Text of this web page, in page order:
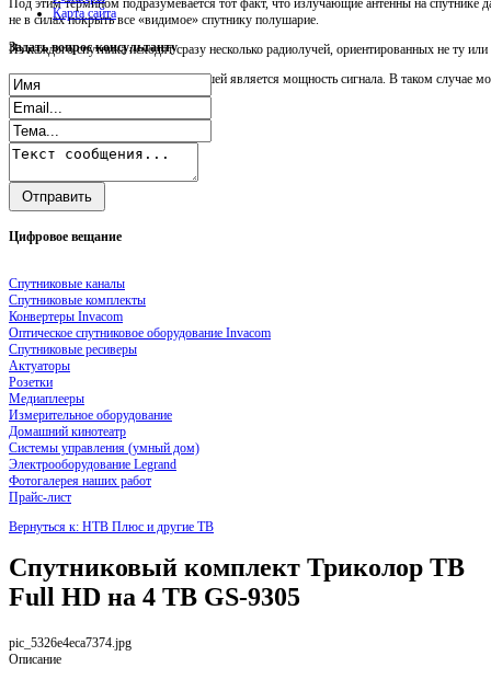
Под этим термином подразумевается тот факт, что излучающие антенны на спутнике
не в силах покрыть все «видимое» спутнику полушарие.
Из каждого спутника исходят сразу несколько радиолучей, ориентированных не ту
Чем ближе к центру зоны, тем большей является мощность сигнала. В таком случае
Карта сайта
Задатьвопрос консультанту
Цифровое вещание
Спутниковые каналы
Спутниковые комплекты
Конвертеры Invacom
Оптическое спутниковое оборудование Invacom
Спутниковые ресиверы
Актуаторы
Розетки
Медиаплееры
Измерительное оборудование
Домашний кинотеатр
Системы управления (умный дом)
Электрооборудование Legrand
Фотогалерея наших работ
Прайс-лист
Вернуться к: НТВ Плюс и другие ТВ
Спутниковый комплект Триколор ТВ
Full HD на 4 ТВ GS-9305
pic_5326e4eca7374.jpg
Описание